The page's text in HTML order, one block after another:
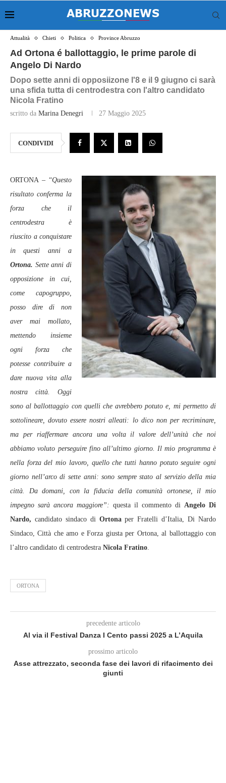
Attualità Chieti Politica Province Abruzzo
Ad Ortona é ballottaggio, le prime parole di
Angelo Di Nardo
Dopo sette anni di opposiizone l'8 e il 9 giugno ci sarà
una sfida tutta di centrodestra con l'altro candidato
Nicola Fratino
scritto da Marina Denegri 27 Maggio 2025
CONDIVIDI
ORTONA – “Questo
risultato conferma la
forza che il
centrodestra è
riuscito a conquistare
in questi anni a
Ortona. Sette anni di
opposizione in cui,
come capogruppo,
posso dire di non
aver mai mollato,
mettendo insieme
ogni forza che
potesse contribuire a
dare nuova vita alla
nostra città. Oggi
sono al ballottaggio con quelli che avrebbero potuto e, mi permetto di
sottolineare, dovuto essere nostri alleati: lo dico non per recriminare,
ma per riaffermare ancora una volta il valore dell’unità che noi
abbiamo voluto perseguire fino all’ultimo giorno. Il mio programma è
nella forza del mio lavoro, quello che tutti hanno potuto seguire ogni
giorno nell’arco di sette anni: sono sempre stato al servizio della mia
città. Da domani, con la fiducia della comunità ortonese, il mio
impegno sarà ancora maggiore”: questa il commento di Angelo Di
Nardo, candidato sindaco di Ortonaper Fratelli d’Italia, Di Nardo
Sindaco, Città che amo e Forza giusta per Ortona, al ballottaggio con
l’altro candidato di centrodestra Nicola Fratino.
ORTONA
precedente articolo
Al via il Festival Danza I Cento passi 2025 a L’Aquila
prossimo articolo
Asse attrezzato, seconda fase dei lavori di rifacimento dei
giunti